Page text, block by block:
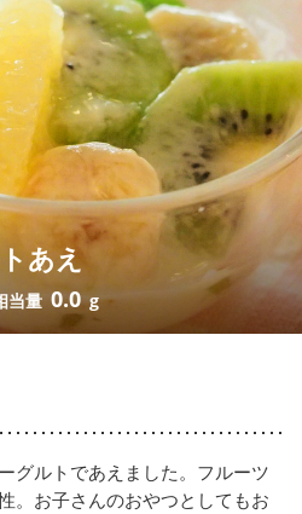
あえ
当量 0.0 g
グルトであえました。フルーツ
。お子さんのおやつとしてもお